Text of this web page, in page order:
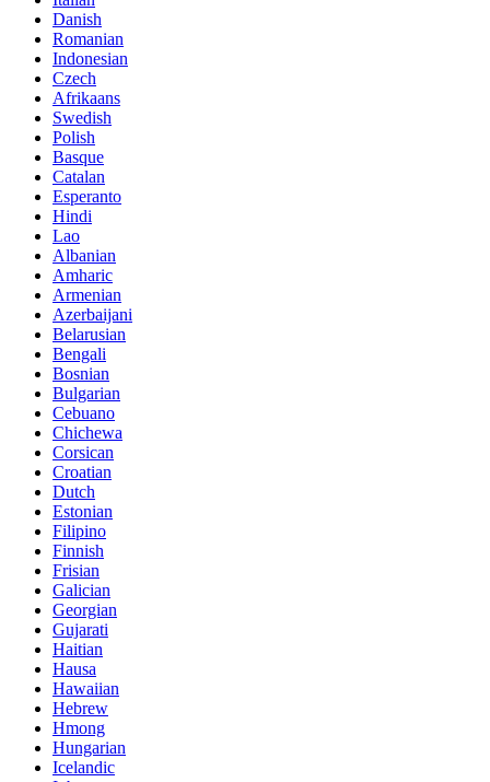
Danish
Romanian
Indonesian
Czech
Afrikaans
Swedish
Polish
Basque
Catalan
Esperanto
Hindi
Lao
Albanian
Amharic
Armenian
Azerbaijani
Belarusian
Bengali
Bosnian
Bulgarian
Cebuano
Chichewa
Corsican
Croatian
Dutch
Estonian
Filipino
Finnish
Frisian
Galician
Georgian
Gujarati
Haitian
Hausa
Hawaiian
Hebrew
Hmong
Hungarian
Icelandic